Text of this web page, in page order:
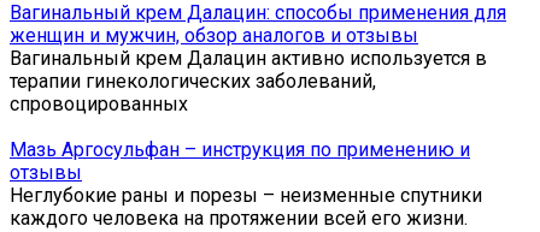
Вагинальный крем Далацин: способы применения для
женщин и мужчин, обзор аналогов и отзывы
Вагинальный крем Далацин активно используется в
терапии гинекологических заболеваний,
спровоцированных
Мазь Аргосульфан – инструкция по применению и
отзывы
Неглубокие раны и порезы – неизменные спутники
каждого человека на протяжении всей его жизни.